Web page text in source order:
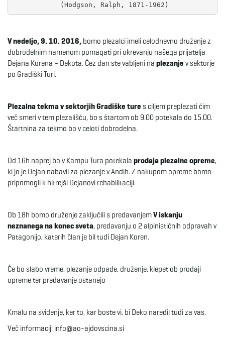
a
v
(Hodgson, Ralph, 1871-1962)
V nedeljo, 9. 10. 2016, bomo plezalci imeli celodnevno druženje z
dobrodelnim namenom pomagati pri okrevanju našega prijatelja
Dejana Korena – Dekota. Čez dan ste vabljeni na plezanje v sektorje
po Gradiški Turi.
Plezalna tekma v sektorjih Gradiške ture s ciljem preplezati čim
več smeri v tem plezališču, bo s štartom ob 9.00 potekala do 15.00.
Štartnina za tekmo bo v celoti dobrodelna.
Od 16h naprej bo v Kampu Tura potekala prodaja plezalne opreme,
ki jo je Dejan nabavil za plezanje v Andih. Z nakupom opreme bomo
pripomogli k hitrejši Dejanovi rehabilitaciji.
Ob 18h bomo druženje zaključili s predavanjemV iskanju
neznanega na konec sveta, predavanju o 2 alpinističnih odpravah v
Patagonijo, katerih član je bil tudi Dejan Koren.
Če bo slabo vreme, plezanje odpade, druženje, klepet ob prodaji
opreme ter predavanje ostanejo
Kmalu na svidenje, ker to, kar boste vi, bi Deko naredil tudi za vas.
Več informacij: info@ao-ajdovscina.si